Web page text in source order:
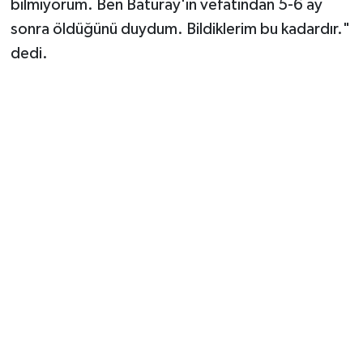
bilmiyorum. Ben Baturay'ın vefatından 5-6 ay
sonra öldüğünü duydum. Bildiklerim bu kadardır."
dedi.